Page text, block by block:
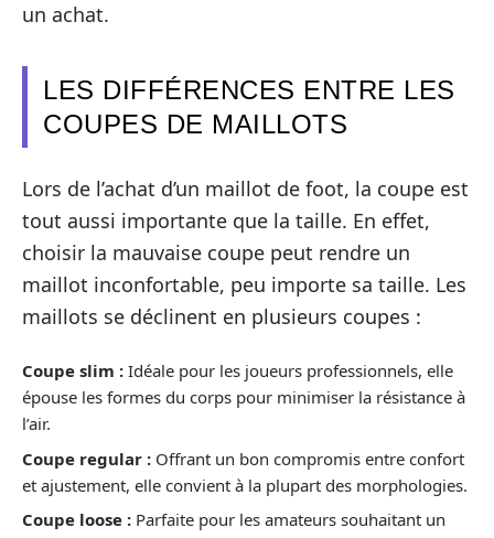
un achat.
LES DIFFÉRENCES ENTRE LES
COUPES DE MAILLOTS
Lors de l’achat d’un maillot de foot, la coupe est
tout aussi importante que la taille. En effet,
choisir la mauvaise coupe peut rendre un
maillot inconfortable, peu importe sa taille. Les
maillots se déclinent en plusieurs coupes :
Coupe slim : Idéale pour les joueurs professionnels, elle
épouse les formes du corps pour minimiser la résistance à
l’air.
Coupe regular : Offrant un bon compromis entre confort
et ajustement, elle convient à la plupart des morphologies.
Coupe loose : Parfaite pour les amateurs souhaitant un